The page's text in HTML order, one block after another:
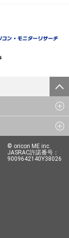
© oricon ME inc.
JASRAC許諾番号：
9009642140Y38026